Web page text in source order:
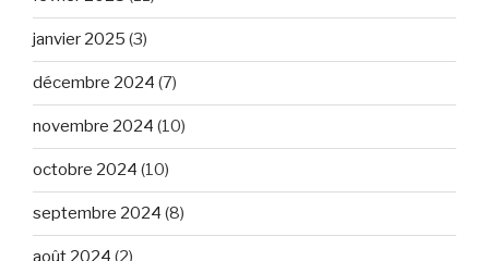
janvier 2025 (3)
décembre 2024 (7)
novembre 2024 (10)
octobre 2024 (10)
septembre 2024 (8)